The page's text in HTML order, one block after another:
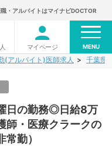
・アルバイトはマイナビDOCTOR
マイページ MENU
(アルバイト)医師求人 千葉県
日の勤務◎日給8万
師・医療クラークの
勤）